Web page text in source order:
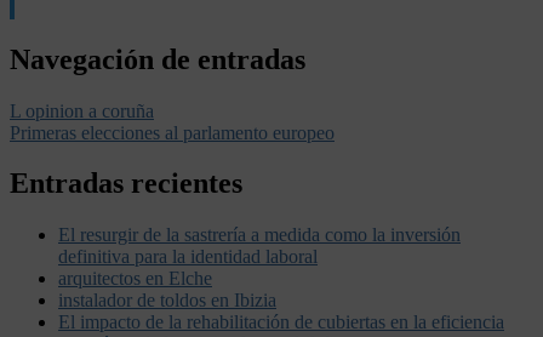
Navegación de entradas
L opinion a coruña
Primeras elecciones al parlamento europeo
Entradas recientes
El resurgir de la sastrería a medida como la inversión
definitiva para la identidad laboral
arquitectos en Elche
instalador de toldos en Ibizia
El impacto de la rehabilitación de cubiertas en la eficiencia